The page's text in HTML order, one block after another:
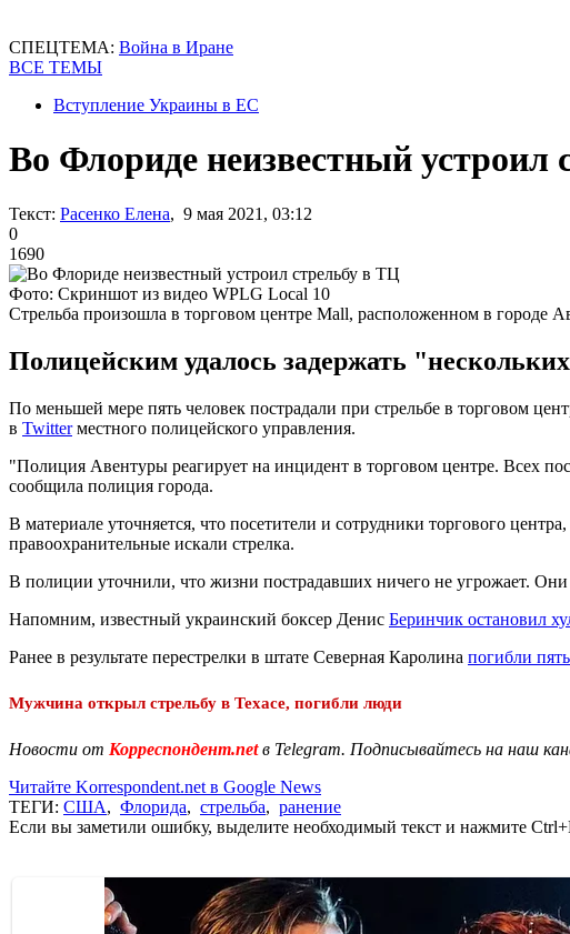
СПЕЦТЕМА: Война в Иране
ВСЕ ТЕМЫ
Вступление Украины в ЕС
Во Флориде неизвестный устроил
Текст: Расенко Елена, 9 мая 2021, 03:12
0
1690
Фото: Скриншот из видео WPLG Local 10
Стрельба произошла в торговом центре Mall, расположенном в городе
Полицейским удалось задержать
По меньшей мере пять человек пострадали при стрельбе в торговом
в Twitterместного полицейского управления.
"Полиция Авентуры реагирует на инцидент в торговом центре. Всех
сообщила полиция города.
В материале уточняется, что посетители и сотрудники торгового
правоохранительные искали стрелка.
В полиции уточнили, что жизни пострадавших ничего не угрожает.
Напомним, известный украинский боксер Денис Беринчик остановил
Ранее в результате перестрелки в штате Северная Каролина погибли
Мужчина открыл стрельбу в Техасе, погибли люди
Новости от Корреспондент.netв Telegram. Подписывайтесь на наш
Читайте Korrespondent.net в Google News
ТЕГИ: США, Флорида, стрельба, ранение
Если вы заметили ошибку, выделите необходимый текст и нажмите